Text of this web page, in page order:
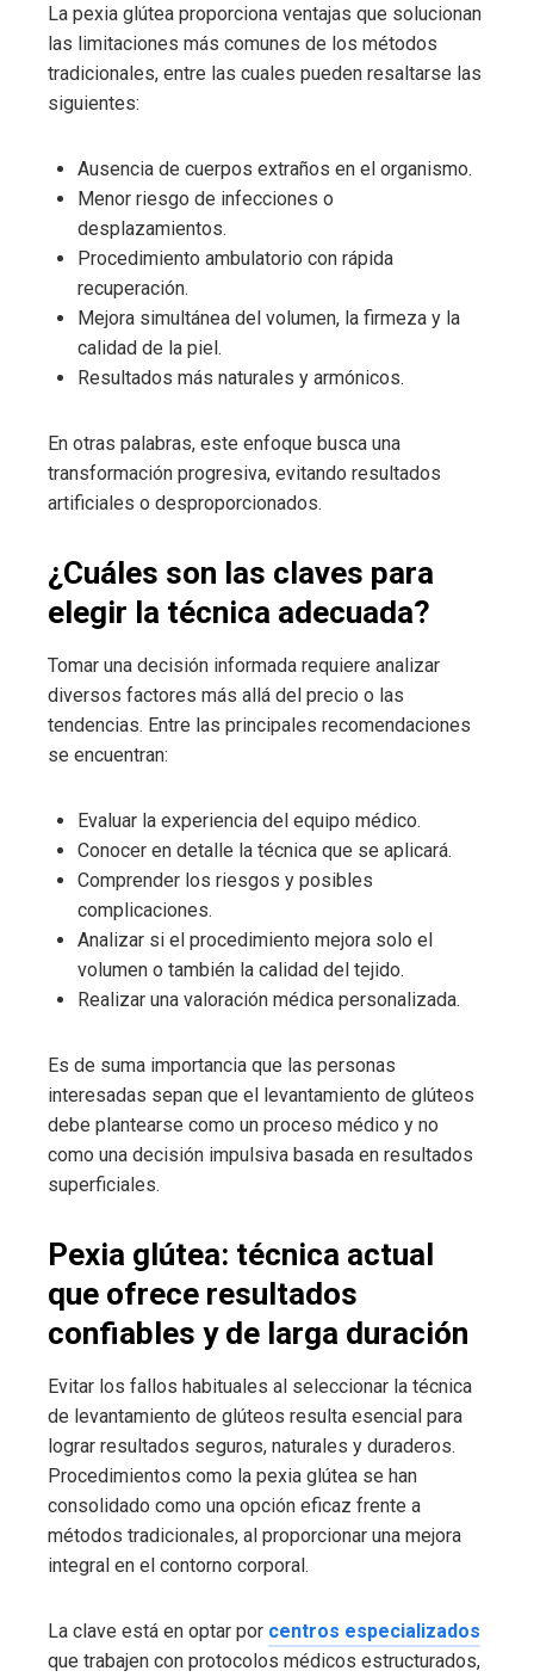
La pexia glútea proporciona ventajas que solucionan
las limitaciones más comunes de los métodos
tradicionales, entre las cuales pueden resaltarse las
siguientes:
Ausencia de cuerpos extraños en el organismo.
Menor riesgo de infecciones o
desplazamientos.
Procedimiento ambulatorio con rápida
recuperación.
Mejora simultánea del volumen, la firmeza y la
calidad de la piel.
Resultados más naturales y armónicos.
En otras palabras, este enfoque busca una
transformación progresiva, evitando resultados
artificiales o desproporcionados.
¿Cuáles son las claves para
elegir la técnica adecuada?
Tomar una decisión informada requiere analizar
diversos factores más allá del precio o las
tendencias. Entre las principales recomendaciones
se encuentran:
Evaluar la experiencia del equipo médico.
Conocer en detalle la técnica que se aplicará.
Comprender los riesgos y posibles
complicaciones.
Analizar si el procedimiento mejora solo el
volumen o también la calidad del tejido.
Realizar una valoración médica personalizada.
Es de suma importancia que las personas
interesadas sepan que el levantamiento de glúteos
debe plantearse como un proceso médico y no
como una decisión impulsiva basada en resultados
superficiales.
Pexia glútea: técnica actual
que ofrece resultados
confiables y de larga duración
Evitar los fallos habituales al seleccionar la técnica
de levantamiento de glúteos resulta esencial para
lograr resultados seguros, naturales y duraderos.
Procedimientos como la pexia glútea se han
consolidado como una opción eficaz frente a
métodos tradicionales, al proporcionar una mejora
integral en el contorno corporal.
La clave está en optar por centros especializados
que trabajen con protocolos médicos estructurados,